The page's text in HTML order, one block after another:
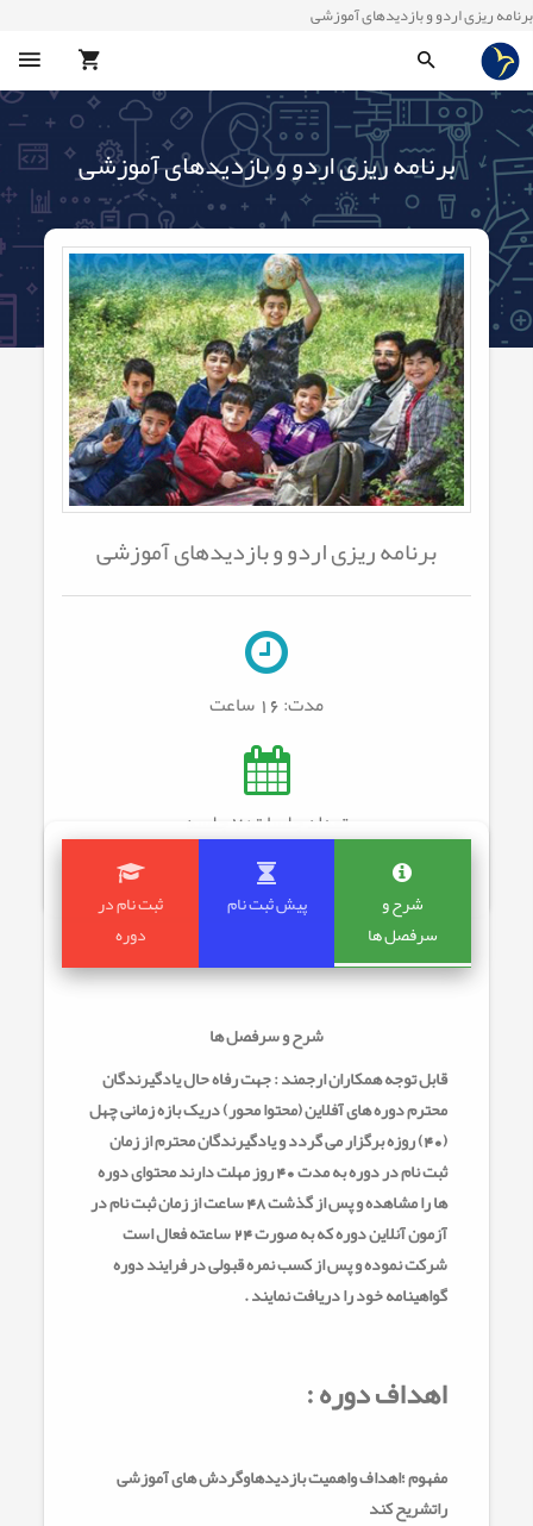
برنامه ریزی اردو و بازدیدهای آموزشی
برنامه ریزی اردو و بازدیدهای آموزشی
برنامه ریزی اردو و بازدیدهای آموزشی
مدت:16 ساعت
تعداد جلسات: 7 جلسه
شرح و
سرفصل ها
پیش ثبت نام
ثبت نام در
دوره
شرح و سرفصل ها
قابل توجه همکاران ارجمند : جهت رفاه حال یادگیرندگان
محترم دوره های آفلاین (محتوا محور) دریک بازه زمانی چهل
(40) روزه برگزار می گردد و یادگیرندگان محترم از زمان
ثبت نام در دوره به مدت 40 روز مهلت دارند محتوای دوره
ها را مشاهده و پس از گذشت 48 ساعت از زمان ثبت نام در
آزمون آنلاین دوره که به صورت 24 ساعته فعال است
شرکت نموده و پس از کسب نمره قبولی در فرایند دوره
گواهینامه خود را دریافت نمایند .
اهداف دوره :
مفهوم ؛اهداف واهمیت بازدیدهاوگردش های آموزشی
راتشریح کند